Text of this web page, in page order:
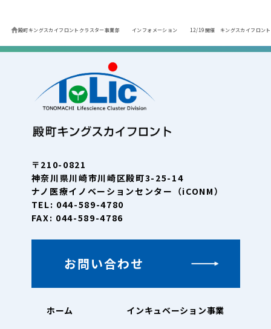
殿町キングスカイフロントクラスター事業部 インフォメーション 12/19開催 キングスカイフロン
〒210-0821
神奈川県川崎市川崎区殿町3-25-14
ナノ医療イノベーションセンター（iCONM）
TEL: 044-589-4780
FAX: 044-589-4786
お問い合わせ
ホーム インキュベーション事業